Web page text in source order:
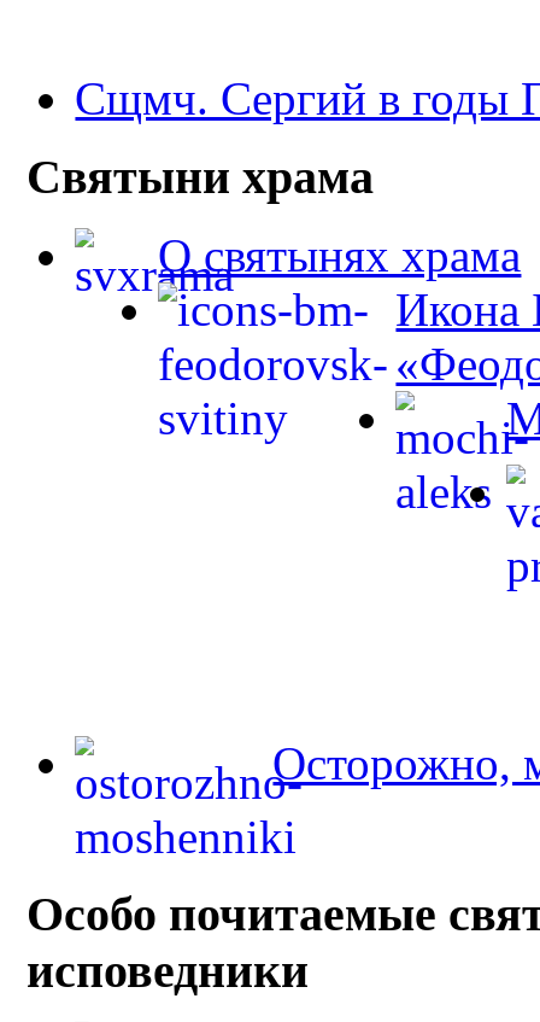
Сщмч. Сергий в годы
Святыни храма
О святынях храма
Икона
Осторожно,
Особо почитаемые
исповедники